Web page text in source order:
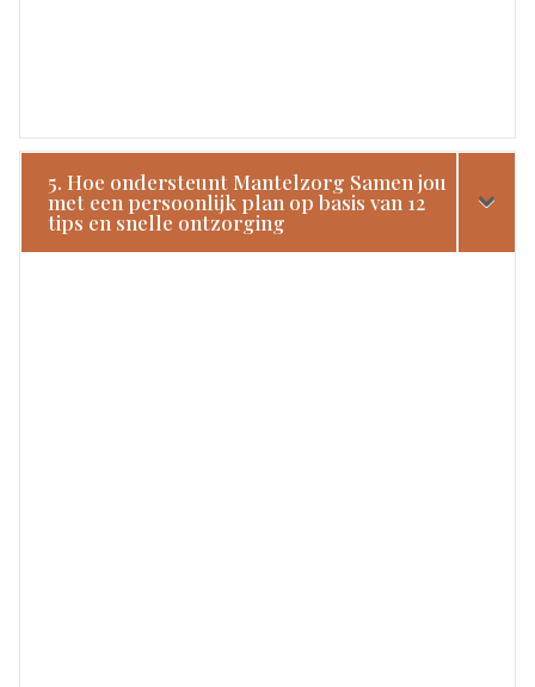
5. Hoe ondersteunt Mantelzorg Samen jou
met een persoonlijk plan op basis van 12
tips en snelle ontzorging